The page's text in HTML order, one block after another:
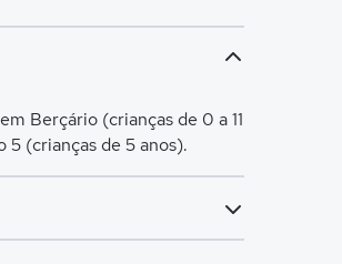
Berçário (crianças de 0 a 11
5 (crianças de 5 anos).